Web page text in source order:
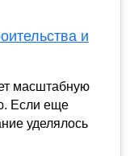
и
масштабную
Если еще
уделялось